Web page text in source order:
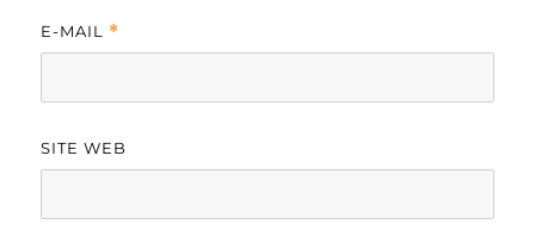
E-MAIL *
SITE WEB